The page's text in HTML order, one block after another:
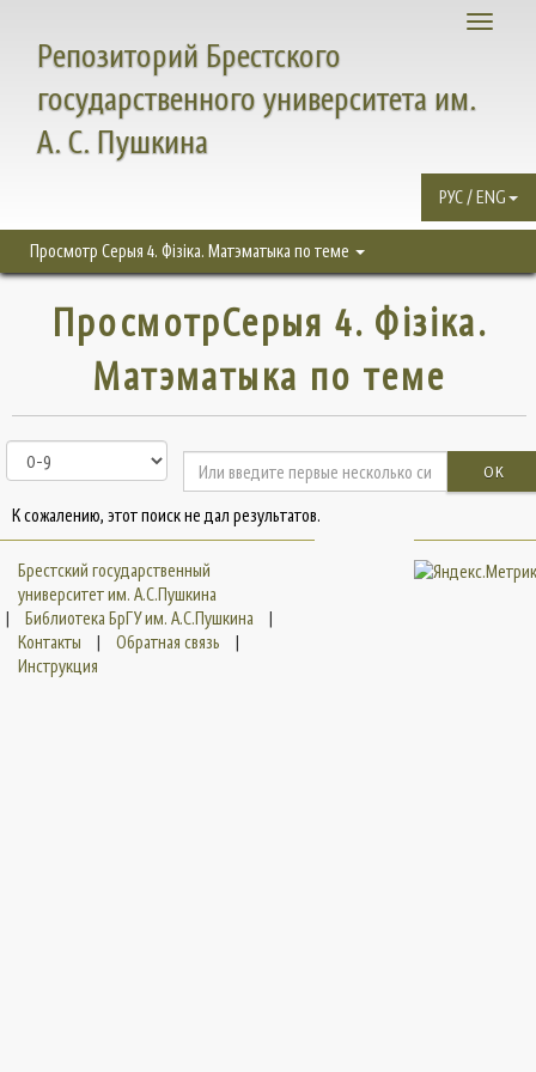
Toggle
Репозиторий Брестского
государственного университета им.
А. С. Пушкина
РУС / ENG
Просмотр Серыя 4. Фізіка. Матэматыка по теме
ПросмотрСерыя 4. Фізіка.
Матэматыка по теме
OK
К сожалению, этот поиск не дал результатов.
Брестский государственный
университет им. А.С.Пушкина
|
Библиотека БрГУ им. А.С.Пушкина
|
Контакты
| Обратная связь
|
Инструкция